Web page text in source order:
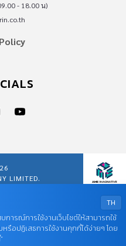
- 18.00 น)
LIMITED.
TH
การณ์การใช้งานเว็บไซต์ให้สามารถใช้
อปฏิเสธการใช้งานคุกกี้ได้ง่ายๆ โดย